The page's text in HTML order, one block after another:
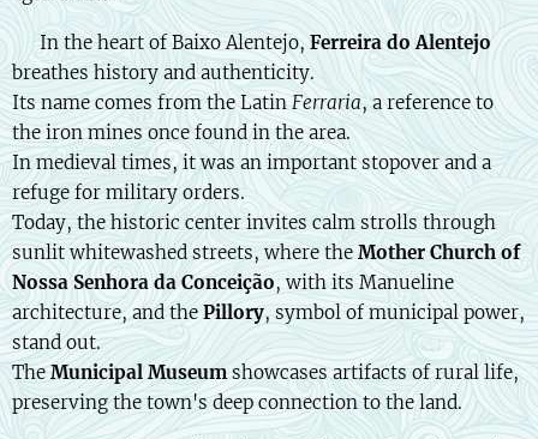
🇬🇧 In the heart of Baixo Alentejo,Ferreira do Alentejo
breathes history and authenticity.
Its name comes from the LatinFerraria, a reference to
the iron mines once found in the area.
In medieval times, it was an important stopover and a
refuge for military orders.
Today, the historic center invites calm strolls through
sunlit whitewashed streets, where the Mother Church of
Nossa Senhora da Conceição, with its Manueline
architecture, and thePillory, symbol of municipal power,
stand out.
TheMunicipal Museumshowcases artifacts of rural life,
preserving the town's deep connection to the land.